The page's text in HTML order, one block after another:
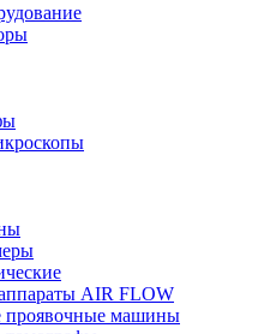
AIR FLOW
проявочные машины